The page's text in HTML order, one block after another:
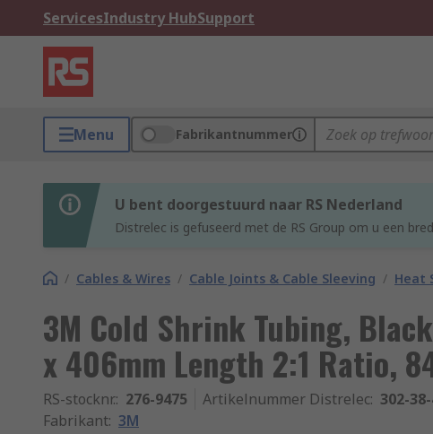
ServicesIndustry HubSupport
Menu Fabrikantnummer
U bent doorgestuurd naar RS Nederland
Distrelec is gefuseerd met de RS Group om u een
/ Cables & Wires / Cable Joints & Cable Sleeving / Heat
3M Cold Shrink Tubing,
x 406mm Length 2:1 Ratio,
RS-stocknr.: 276-9475 Artikelnummer Distrelec: 302-
Fabrikant: 3M